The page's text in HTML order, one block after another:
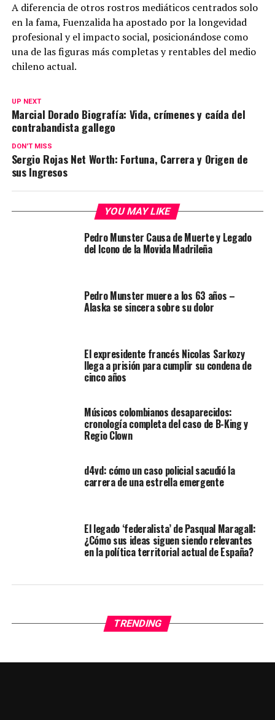
A diferencia de otros rostros mediáticos centrados solo
en la fama, Fuenzalida ha apostado por la longevidad
profesional y el impacto social, posicionándose como
una de las figuras más completas y rentables del medio
chileno actual.
UP NEXT
Marcial Dorado Biografía: Vida, crímenes y caída del
contrabandista gallego
DON'T MISS
Sergio Rojas Net Worth: Fortuna, Carrera y Origen de
sus Ingresos
YOU MAY LIKE
Pedro Munster Causa de Muerte y Legado
del Icono de la Movida Madrileña
Pedro Munster muere a los 63 años –
Alaska se sincera sobre su dolor
El expresidente francés Nicolas Sarkozy
llega a prisión para cumplir su condena de
cinco años
Músicos colombianos desaparecidos:
cronología completa del caso de B-King y
Regio Clown
d4vd: cómo un caso policial sacudió la
carrera de una estrella emergente
El legado ‘federalista’ de Pasqual Maragall:
¿Cómo sus ideas siguen siendo relevantes
en la política territorial actual de España?
TRENDING